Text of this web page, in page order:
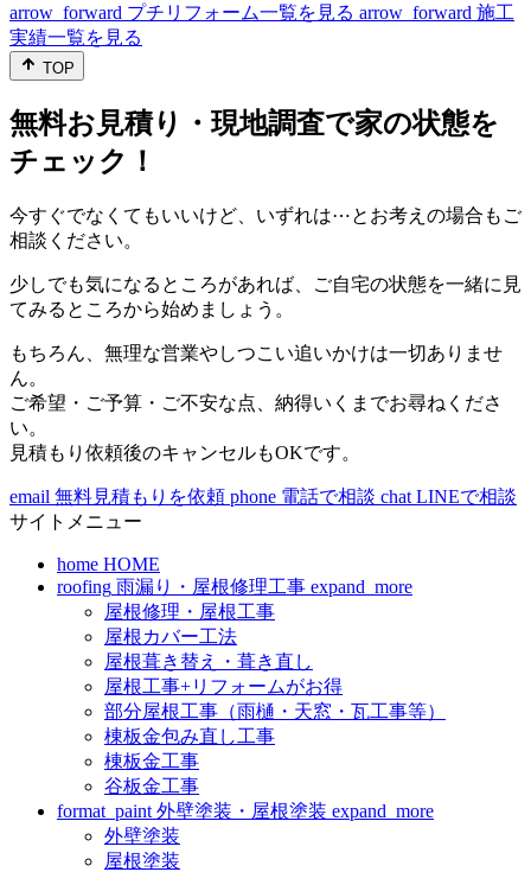
arrow_forward プチリフォーム一覧を見る arrow_forward 施工
実績一覧を見る
TOP
無料お見積り・現地調査で家の状態を
チェック！
今すぐでなくてもいいけど、いずれは⋯とお考えの場合もご
相談ください。
少しでも気になるところがあれば、ご自宅の状態を一緒に見
てみるところから始めましょう。
もちろん、無理な営業やしつこい追いかけは一切ありませ
ん。
ご希望・ご予算・ご不安な点、納得いくまでお尋ねくださ
い。
見積もり依頼後のキャンセルもOKです。
email 無料見積もりを依頼 phone 電話で相談 chat LINEで相談
サイトメニュー
home HOME
roofing 雨漏り・屋根修理工事 expand_more
屋根修理・屋根工事
屋根カバー工法
屋根葺き替え・葺き直し
屋根工事+リフォームがお得
部分屋根工事（雨樋・天窓・瓦工事等）
棟板金包み直し工事
棟板金工事
谷板金工事
format_paint 外壁塗装・屋根塗装 expand_more
外壁塗装
屋根塗装